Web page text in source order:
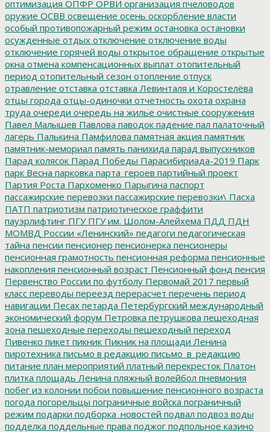
оптимизация ОПФР ОРВИ организация пчеловодов
оружие ОСВВ освещение осень оскорбление власти
особый противопожарный режим остановка остановки
осужденные отдых отключение отключение воды
отключение горячей воды открытое обращение открытые
окна отмена компенсационных выплат отопительный
период отопительный сезон отопление отпуск
отравление отставка отставка Левинталя и Коростелёва
отцы города отцы-одиночки отчетность охота охрана
труда очереди очередь на жилье очистные сооружения
Павел Малышев Павлова паводок падение пал палаточный
лагерь Палькина Памфилова памятная акция памятник
памятник-мемориал память панихида парад выпускников
Парад колясок Парад Победы Парасибириада-2019 Парк
парк Весна парковка парта_героев партийный проект
Партия Роста Пархоменко Парыгина паспорт
пассажирские перевозки пассажирские перевозки\ Пасха
ПАТП патриотизм патриотическое граффити
пауэрлифтинг ПГУПГУ им. Шолом-Алейхема ПДД ПДН
МОМВД России «Ленинский» педагоги педагогическая
тайна пенсии пенсионер пенсионерка пенсионеры
пенсионная грамотность пенсионная реформа пенсионные
накопления пенсионный возраст Пенсионный фонд пенсия
Первенство России по футболу Первомай 2017 первый
класс переводы переезд перерасчет перечень период
навигации Песах петарда Петербургский международный
экономический форум Петровка петрушкова пешеходная
зона пешеходные переходы пешеходный переход
Пивенко пикет пикник Пикник на площади Ленина
пиротехника письмо в редакцию письмо_в_редакцию
питание план мероприятий платный перекресток Платон
плитка площадь Ленина пляжный волейбол пневмония
побег из колонии побои повышение пенсионного возраста
погода погорельцы пограничные войска пограничный
режим подарки подборка_новостей подвал подвоз воды
подделка поддельные права поджог подпольное казино